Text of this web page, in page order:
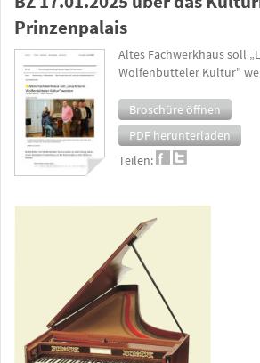
Prinzenpalais
Altes Fachwerkhaus soll
Wolfenbütteler Kultur"
Broschüre öffnen
PDF herunterladen
Teilen: